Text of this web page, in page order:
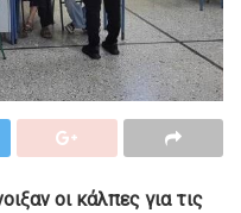
οι κάλπες για τις